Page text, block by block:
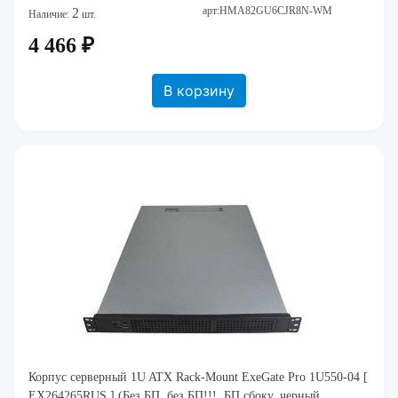
Наличие: 2 шт. арт:HMA82GU6CJR8N-WM
4 466 ₽
В корзину
Корпус серверный 1U ATX Rack-Mount ExeGate Pro 1U550-04 [